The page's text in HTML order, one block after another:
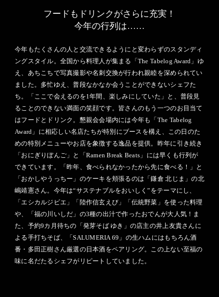
フードもドリンクがさらに充実！
今年の行列は……
今年もたくさんの人と交流できるようにと変わらずのスタンディ
ングスタイル。全国から料理人が集まる「The Tabelog Award」ゆ
え、あちこちで写真撮影や名刺交換が行われ親睦を深められてい
ました。多忙ゆえ、普段なかなか会うことができないシェフた
ち。「ここで会えるのを1年間、楽しみにしていた」と、普段見
ることのできない満面の笑顔です。皆さんのもう一つのお目当て
はフードとドリンク。懇親会会場内には今年も「The Tabelog
Award」に相応しい名店たちが特別にブースを構え、この日のた
めの特別メニューやお店を象徴する逸品を提供。昨年に引き続き
「おにぎりぼんご」と「Ramen Break Beats」には早くも行列が
できています。「昨年、食べられなかったから先に食べる！」と
「おかしやうっちー」のケーキを頬張るのは「鎌倉 北じま」の北
嶋靖憲さん。今年は“サステナブルをおいしく”をテーマにし、
「エシカルジビエ」「陸作信玄えび」「伝統野菜」を使った料理
や、「福の川いしだ」の3種の出汁で作ったおでんが大人気！ま
た、予約9カ月待ちの「発芽そば ゆき」の店主の井上友貴さんに
よる手打ちそば、「SALUMERIA 69」の生ハムにはもちろん酒
番・多田正樹さん厳選の日本酒をペアリング。この上ない至福の
味に名だたるシェフがリピートしていました。